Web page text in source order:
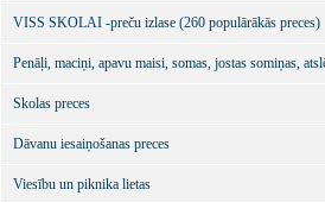
VISS SKOLAI -preču izlase (260 populārākās preces)
Penāļi, maciņi, apavu maisi, somas, jostas somiņas,
Skolas preces
Dāvanu iesaiņošanas preces
Viesību un piknika lietas